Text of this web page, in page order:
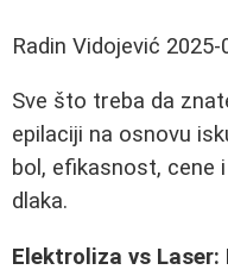
Radin Vidojević 2025-
Sve što treba da
epilaciji na osnovu
bol, efikasnost, cene
dlaka.
Elektroliza vs